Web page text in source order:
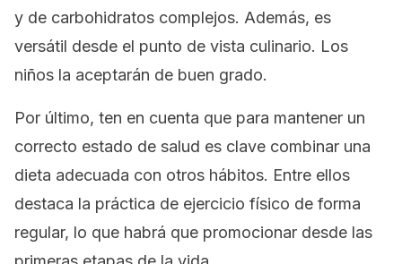
y de carbohidratos complejos. Además, es
versátil desde el punto de vista culinario. Los
niños la aceptarán de buen grado.
Por último, ten en cuenta que para mantener un
correcto estado de salud es clave combinar una
dieta adecuada con otros hábitos. Entre ellos
destaca la práctica de ejercicio físico de forma
regular, lo que habrá que promocionar desde las